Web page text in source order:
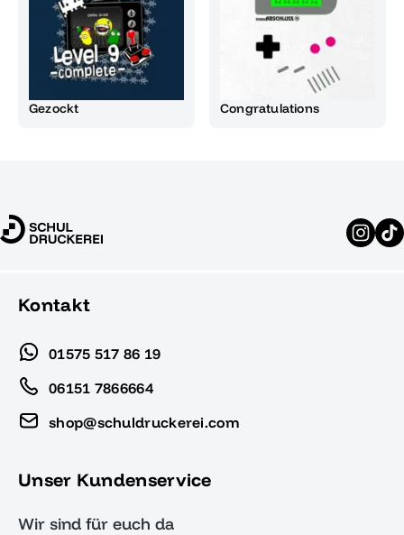
Gezockt Congratulations
Kontakt
01575 517 86 19
06151 7866664
shop@schuldruckerei.com
Unser Kundenservice
Wir sind für euch da